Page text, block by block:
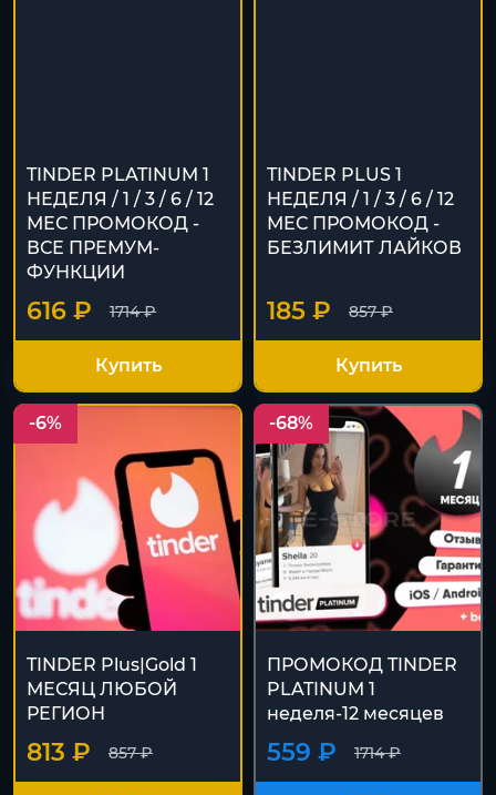
TINDER PLATINUM 1
НЕДЕЛЯ / 1 / 3 / 6 / 12
МЕС ПРОМОКОД -
ВСЕ ПРЕМУМ-
ФУНКЦИИ
1714 ₽
616 ₽
Купить
TINDER PLUS 1
НЕДЕЛЯ / 1 / 3 / 6 / 12
МЕС ПРОМОКОД -
БЕЗЛИМИТ ЛАЙКОВ
857 ₽
185 ₽
Купить
-6%
TINDER Plus|Gold 1
МЕСЯЦ ЛЮБОЙ
РЕГИОН
857 ₽
813 ₽
-68%
ПРОМОКОД TINDER
PLATINUM 1
неделя-12 месяцев
1714 ₽
559 ₽